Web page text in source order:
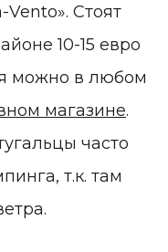
Стоят
10-15 евро
можно в любом
магазине.
часто
т.к. там